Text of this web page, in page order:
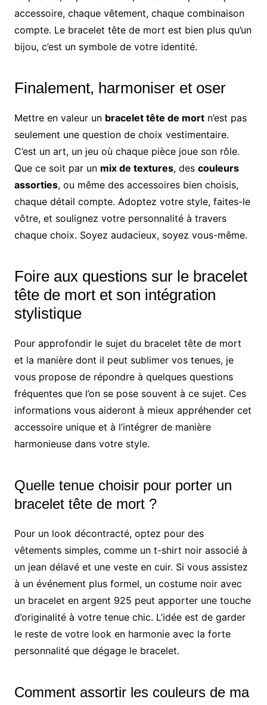
accessoire, chaque vêtement, chaque combinaison
compte. Le bracelet tête de mort est bien plus qu’un
bijou, c’est un symbole de votre identité.
Finalement, harmoniser et oser
Mettre en valeur un bracelet tête de mortn’est pas
seulement une question de choix vestimentaire.
C’est un art, un jeu où chaque pièce joue son rôle.
Que ce soit par un mix de textures, des couleurs
assorties, ou même des accessoires bien choisis,
chaque détail compte. Adoptez votre style, faites-le
vôtre, et soulignez votre personnalité à travers
chaque choix. Soyez audacieux, soyez vous-même.
Foire aux questions sur le bracelet
tête de mort et son intégration
stylistique
Pour approfondir le sujet du bracelet tête de mort
et la manière dont il peut sublimer vos tenues, je
vous propose de répondre à quelques questions
fréquentes que l’on se pose souvent à ce sujet. Ces
informations vous aideront à mieux appréhender cet
accessoire unique et à l’intégrer de manière
harmonieuse dans votre style.
Quelle tenue choisir pour porter un
bracelet tête de mort ?
Pour un look décontracté, optez pour des
vêtements simples, comme un t-shirt noir associé à
un jean délavé et une veste en cuir. Si vous assistez
à un événement plus formel, un costume noir avec
un bracelet en argent 925 peut apporter une touche
d’originalité à votre tenue chic. L’idée est de garder
le reste de votre look en harmonie avec la forte
personnalité que dégage le bracelet.
Comment assortir les couleurs de ma